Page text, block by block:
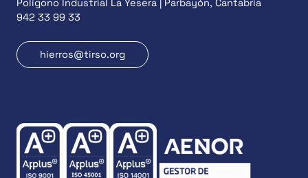
Polígono Industrial La Yesera | Parbayón, Cantabria
942 33 99 33
hierros@tirso.org